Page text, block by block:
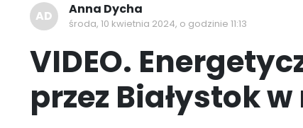
AD Anna Dycha
środa, 10 kwietnia 2024, o godzinie 11:13
VIDEO.
przez Białystok